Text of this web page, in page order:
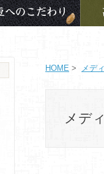
HOME > メデ
メデ